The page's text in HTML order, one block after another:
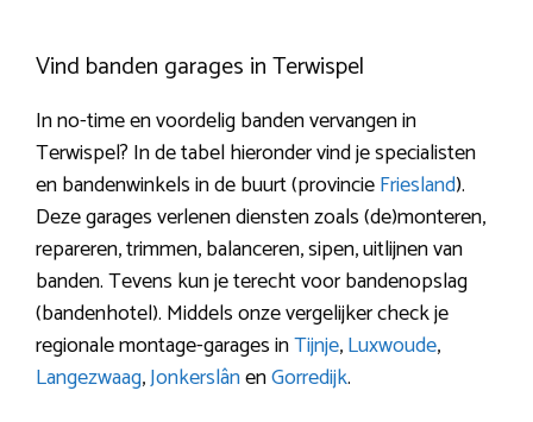
Vind banden garages in Terwispel
In no-time en voordelig banden vervangen in
Terwispel? In de tabel hieronder vind je specialisten
en bandenwinkels in de buurt (provincieFriesland).
Deze garages verlenen diensten zoals (de)monteren,
repareren, trimmen, balanceren, sipen, uitlijnen van
banden. Tevens kun je terecht voor bandenopslag
(bandenhotel). Middels onze vergelijker check je
regionale montage-garages inTijnje,Luxwoude,
Langezwaag,JonkerslânenGorredijk.